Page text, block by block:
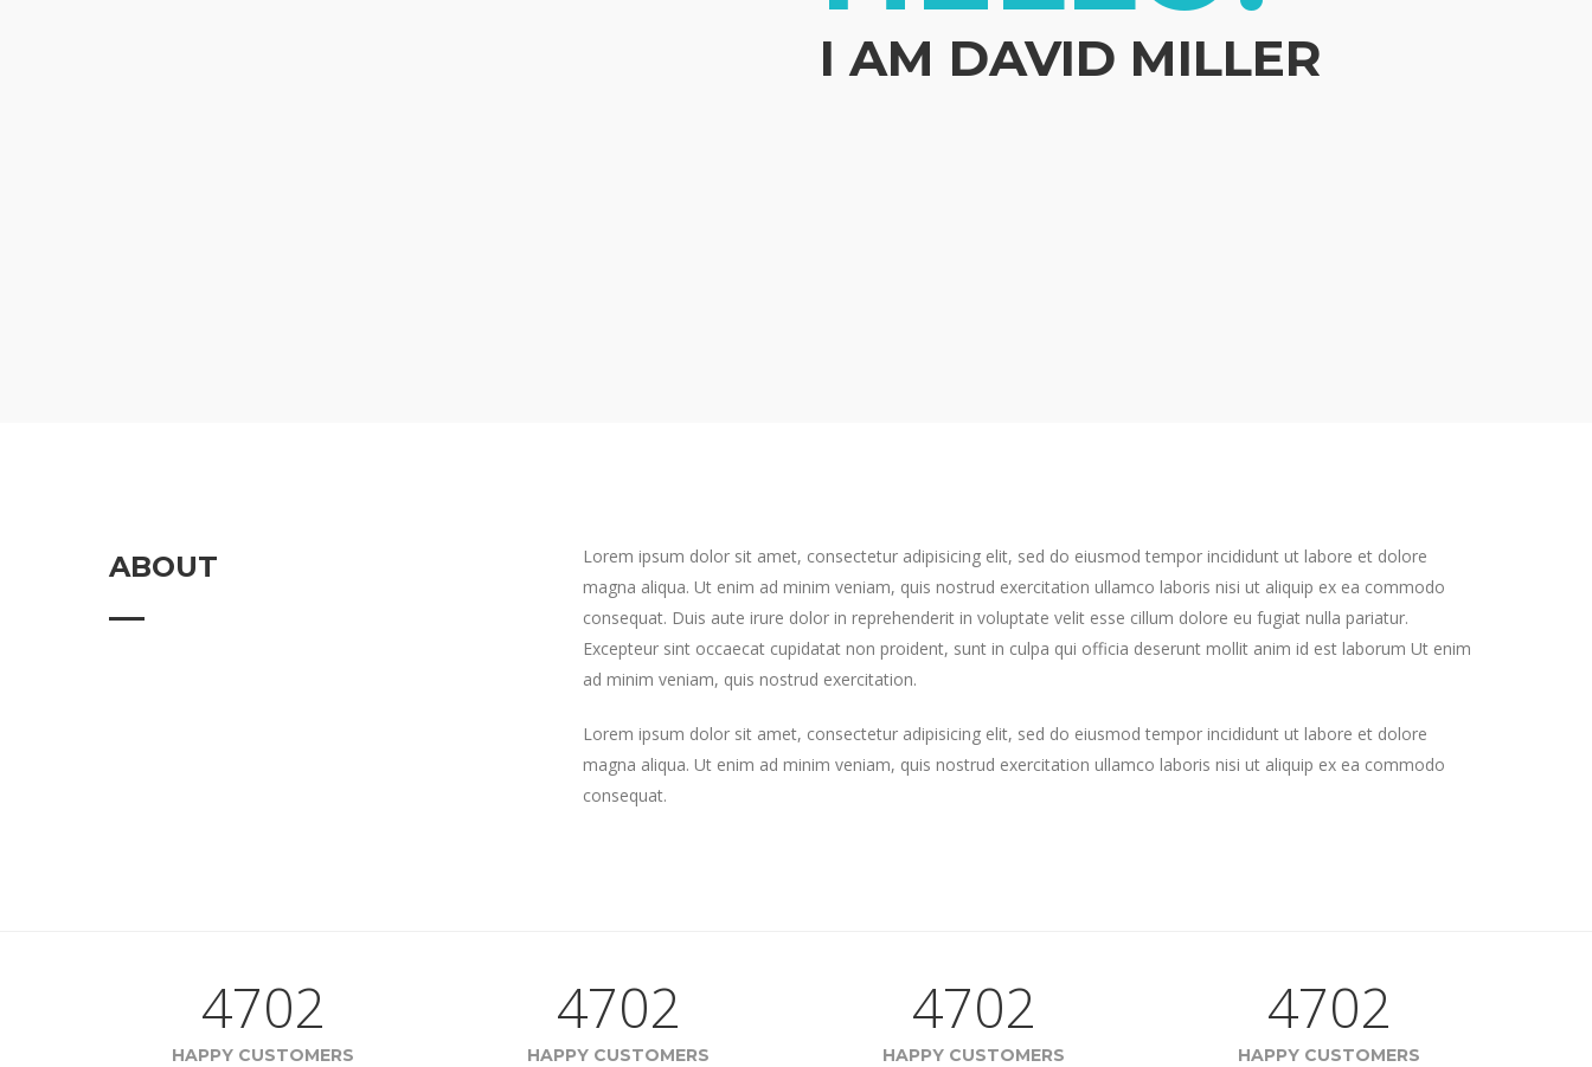
I AM DAVID MILLER
ABOUT
Lorem ipsum dolor sit amet, consectetur adipisicing elit, sed do eiusmod tempor incididunt ut labore et dolore
magna aliqua. Ut enim ad minim veniam, quis nostrud exercitation ullamco laboris nisi ut aliquip ex ea commodo
consequat. Duis aute irure dolor in reprehenderit in voluptate velit esse cillum dolore eu fugiat nulla pariatur.
Excepteur sint occaecat cupidatat non proident, sunt in culpa qui officia deserunt mollit anim id est laborum Ut enim
ad minim veniam, quis nostrud exercitation.
Lorem ipsum dolor sit amet, consectetur adipisicing elit, sed do eiusmod tempor incididunt ut labore et dolore
magna aliqua. Ut enim ad minim veniam, quis nostrud exercitation ullamco laboris nisi ut aliquip ex ea commodo
consequat.
4702
HAPPY CUSTOMERS
4702
HAPPY CUSTOMERS
4702
HAPPY CUSTOMERS
4702
HAPPY CUSTOMERS